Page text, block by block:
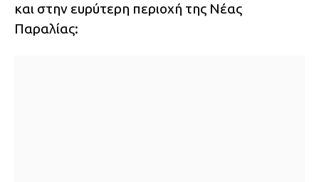
και στην ευρύτερη περιοχή της Νέας
Παραλίας: